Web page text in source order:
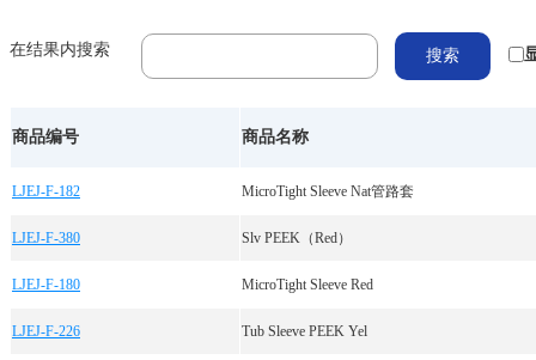
在结果内搜索
商品编号 商品名称
LJEJ-F-182 MicroTight Sleeve Nat管路套
LJEJ-F-380 Slv PEEK（Red）
LJEJ-F-180 MicroTight Sleeve Red
LJEJ-F-226 Tub Sleeve PEEK Yel